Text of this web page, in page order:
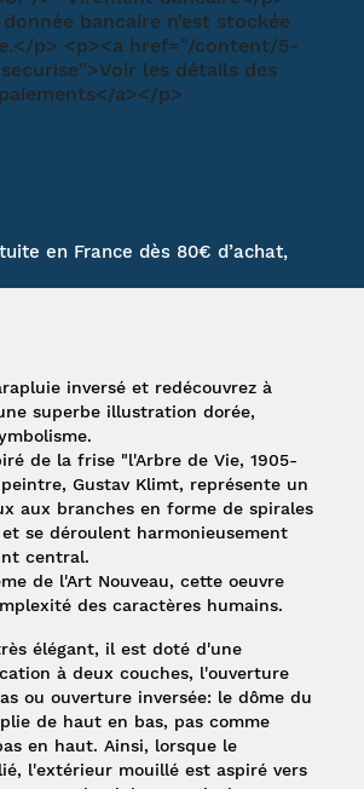
en France dès 80€ d’achat,
inversé et redécouvrez à
superbe illustration dorée,
de la frise "l'Arbre de Vie, 1905-
peintre,Gustav Klimt, représente un
aux branches en forme de spirales
se déroulent harmonieusement
central.
de l'Art Nouveau, cette oeuvre
des caractères humains.
élégant, il est doté d'une
à deux couches, l'ouverture
ou ouverture inversée: le dôme du
de haut en bas, pas comme
en haut. Ainsi, lorsque le
l'extérieur mouillé est aspiré vers